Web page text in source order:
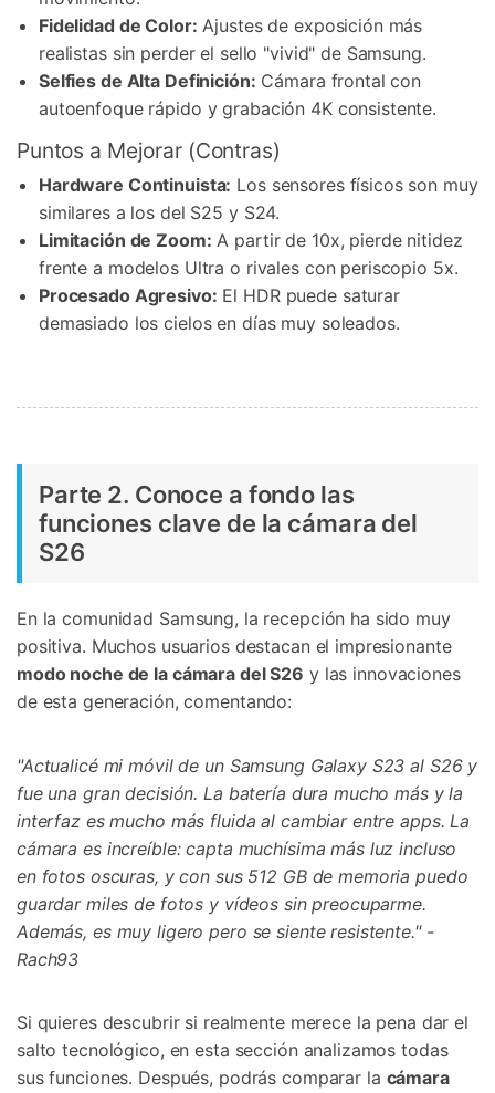
Fidelidad de Color: Ajustes de exposición más
realistas sin perder el sello "vivid" de Samsung.
Selfies de Alta Definición: Cámara frontal con
autoenfoque rápido y grabación 4K consistente.
Puntos a Mejorar (Contras)
Hardware Continuista: Los sensores físicos son muy
similares a los del S25 y S24.
Limitación de Zoom: A partir de 10x, pierde nitidez
frente a modelos Ultra o rivales con periscopio 5x.
Procesado Agresivo: El HDR puede saturar
demasiado los cielos en días muy soleados.
Parte 2. Conoce a fondo las
funciones clave de la cámara del
S26
En la comunidad Samsung, la recepción ha sido muy
positiva. Muchos usuarios destacan el impresionante
modo noche de la cámara del S26 y las innovaciones
de esta generación, comentando:
"Actualicé mi móvil de un Samsung Galaxy S23 al S26 y
fue una gran decisión. La batería dura mucho más y la
interfaz es mucho más fluida al cambiar entre apps. La
cámara es increíble: capta muchísima más luz incluso
en fotos oscuras, y con sus 512 GB de memoria puedo
guardar miles de fotos y vídeos sin preocuparme.
Además, es muy ligero pero se siente resistente." -
Rach93
Si quieres descubrir si realmente merece la pena dar el
salto tecnológico, en esta sección analizamos todas
sus funciones. Después, podrás comparar la cámara